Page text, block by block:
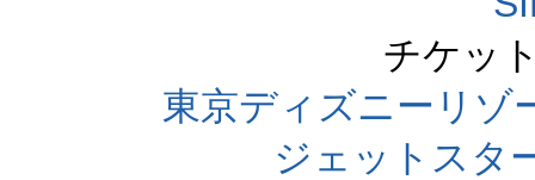
チケッ
東京ディズニーリゾ
ジェットスタ